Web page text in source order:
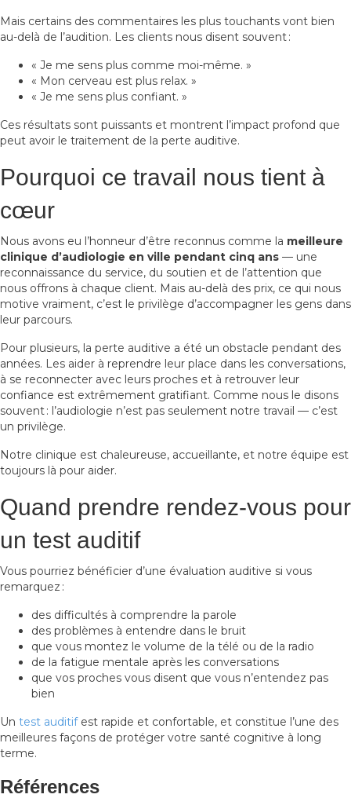
Mais certains des commentaires les plus touchants vont bien
au-delà de l’audition. Les clients nous disent souvent :
« Je me sens plus comme moi-même. »
« Mon cerveau est plus relax. »
« Je me sens plus confiant. »
Ces résultats sont puissants et montrent l’impact profond que
peut avoir le traitement de la perte auditive.
Pourquoi ce travail nous tient à
cœur
Nous avons eu l’honneur d’être reconnus comme la meilleure
clinique d’audiologie en ville pendant cinq ans — une
reconnaissance du service, du soutien et de l’attention que
nous offrons à chaque client. Mais au-delà des prix, ce qui nous
motive vraiment, c’est le privilège d’accompagner les gens dans
leur parcours.
Pour plusieurs, la perte auditive a été un obstacle pendant des
années. Les aider à reprendre leur place dans les conversations,
à se reconnecter avec leurs proches et à retrouver leur
confiance est extrêmement gratifiant. Comme nous le disons
souvent : l’audiologie n’est pas seulement notre travail — c’est
un privilège.
Notre clinique est chaleureuse, accueillante, et notre équipe est
toujours là pour aider.
Quand prendre rendez-vous pour
un test auditif
Vous pourriez bénéficier d’une évaluation auditive si vous
remarquez :
des difficultés à comprendre la parole
des problèmes à entendre dans le bruit
que vous montez le volume de la télé ou de la radio
de la fatigue mentale après les conversations
que vos proches vous disent que vous n’entendez pas
bien
Un test auditifest rapide et confortable, et constitue l’une des
meilleures façons de protéger votre santé cognitive à long
terme.
Références